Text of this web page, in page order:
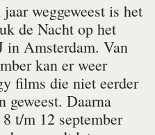
weggeweest is het
de Nacht op het
in Amsterdam. Van
kan er weer
films die niet eerder
geweest. Daarna
t/m 12 september